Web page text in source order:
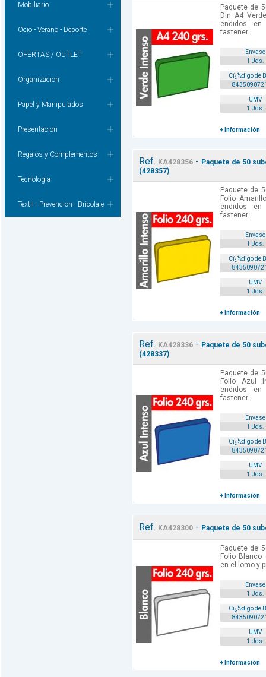
Mobiliario
Ocio - Verano - Deporte
OFERTAS / OUTLET
Organizacion
Papel y Manipulados
Presentacion
Regalos y Complementos
Tecnologia
Textil - Prevencion - Bricolaje
Paquete de
Din A4
endidos
fastener.
Envase
1 Uds.
Cï¿½digo de
UMV
1 Uds.
+ Información
Ref. KA428356- Paquete de 50
(428357)
Paquete de
Folio
endidos
fastener.
Envase
1 Uds.
Cï¿½digo de
UMV
1 Uds.
+ Información
Ref. KA428336- Paquete de 50
(428337)
Paquete de
Folio Azul
endidos
fastener.
Envase
1 Uds.
Cï¿½digo de
UMV
1 Uds.
+ Información
Ref. KA428300- Paquete de 50
Paquete de
Folio
en el lomo y
Envase
1 Uds.
Cï¿½digo de
UMV
1 Uds.
+ Información